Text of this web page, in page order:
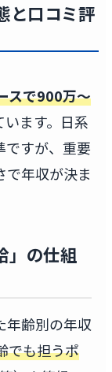
と口コミ評
スで900万〜
ます。日系
ですが、重要
で年収が決ま
」の仕組
年齢別の年収
でも担うポ